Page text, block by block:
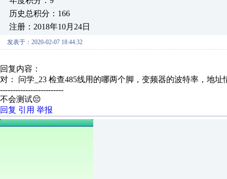
历史总积分：166
注册：2018年10月24日
发表于：2020-02-07 18:44:32
回复内容：
对： 问学_23 检查485线用的哪两个脚，变频器的波特率，地址
-------------------------
不会测试😔
回复 引用 举报